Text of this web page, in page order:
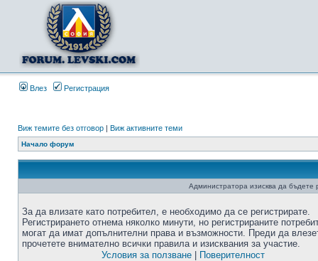
Влез Регистрация
Виж темите без отговор | Виж активните теми
Начало форум
Администратора изисква да бъдете
За да влизате като потребител, е необходимо да се регистрирате.
Регистрирането отнема няколко минути, но регистрираните
могат да имат допълнителни права и възможности. Преди да
прочетете внимателно всички правила и изисквания за участие.
Условия за ползване| Поверителност